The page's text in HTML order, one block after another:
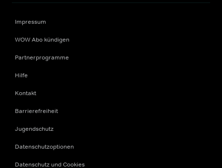
Impressum
WOW Abo kündigen
Partnerprogramme
Hilfe
Kontakt
Barrierefreiheit
Jugendschutz
Datenschutzoptionen
Datenschutz und Cookies